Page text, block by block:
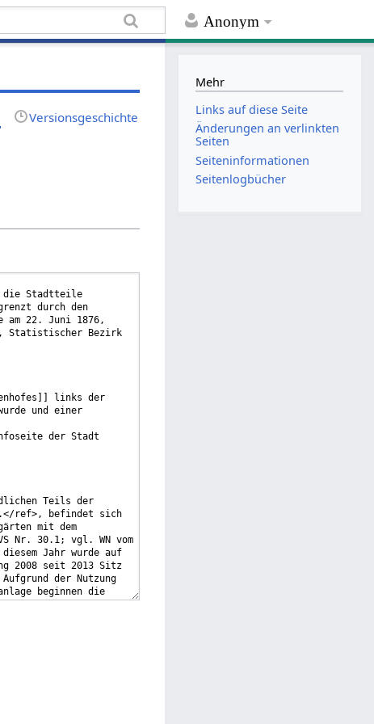
Anonym
Versionsgeschichte
Mehr
Links auf diese Seite
Änderungen an verlinkten
Seiten
Seiten­informationen
Seitenlogbücher